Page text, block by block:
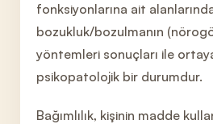
fonksiyonlarına ait
bozukluk/bozulmanın
yöntemleri sonuçları ile
psikopatolojik bir durumdur.
Bağımlılık, kişinin madde